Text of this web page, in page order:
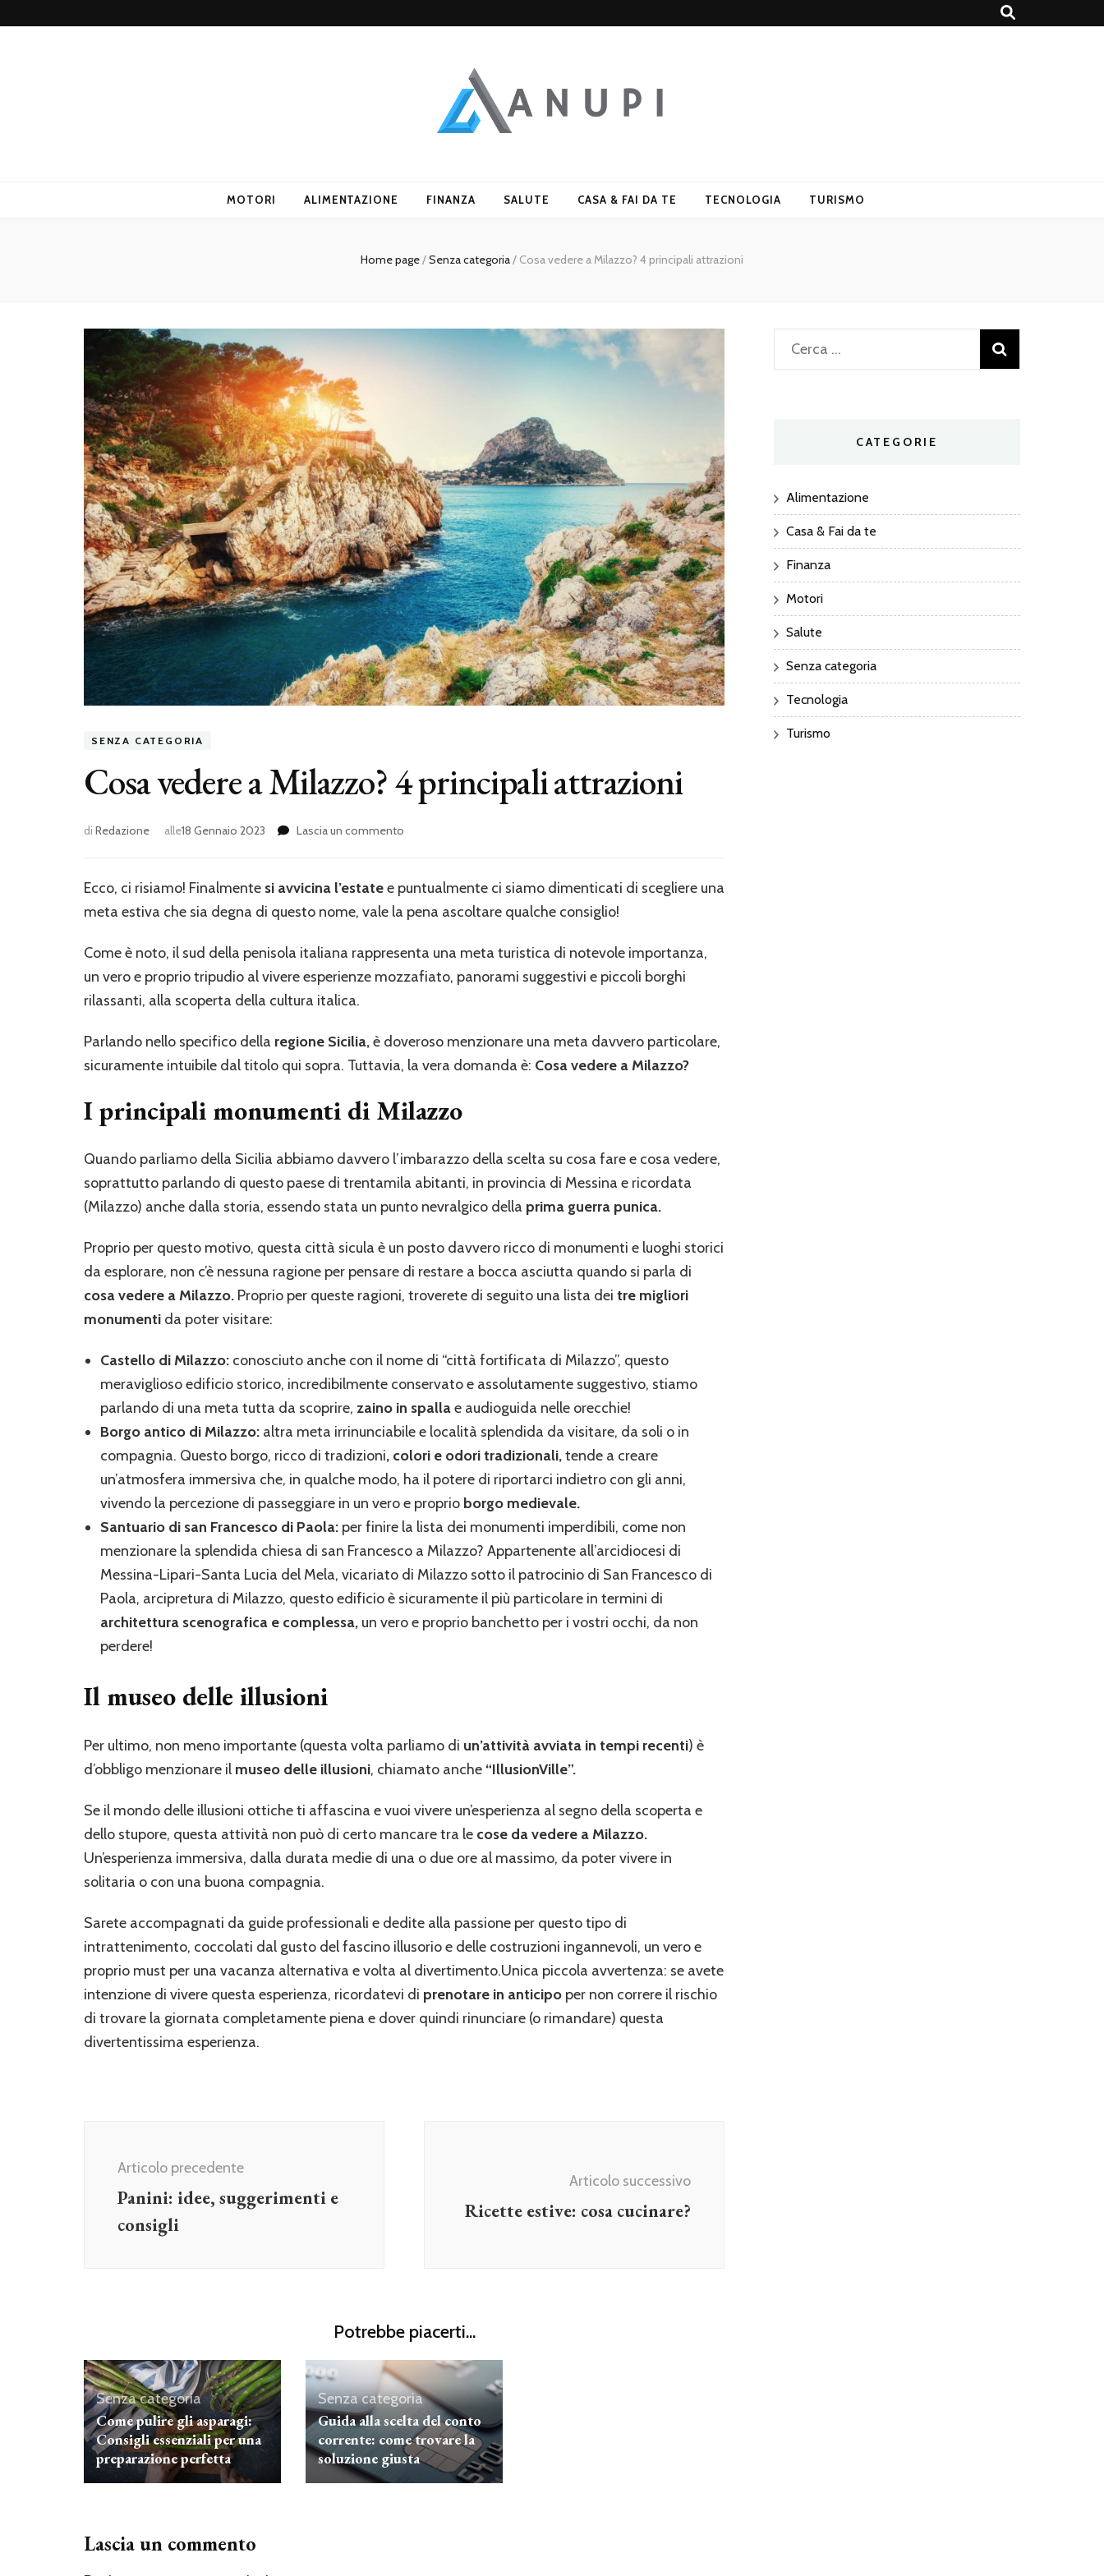
MOTORI ALIMENTAZIONE FINANZA SALUTE CASA & FAI DA TE TECNOLOGIA TURISMO
Home page/Senza categoria/ Cosa vedere a Milazzo? 4 principali attrazioni
SENZA CATEGORIA
Cosa vedere a Milazzo? 4 principali attrazioni
di Redazione alle18 Gennaio 2023 Lascia un commento
4
attrazioni
Ecco, ci risiamo! Finalmente si avvicina l’estatee puntualmente ci siamo dimenticati di scegliere una
meta estiva che sia degna di questo nome, vale la pena ascoltare qualche consiglio!
Come è noto, il sud della penisola italiana rappresenta una meta turistica di notevole importanza,
un vero e proprio tripudio al vivere esperienze mozzafiato, panorami suggestivi e piccoli borghi
rilassanti, alla scoperta della cultura italica.
Parlando nello specifico della regione Sicilia,è doveroso menzionare una meta davvero particolare,
sicuramente intuibile dal titolo qui sopra. Tuttavia, la vera domanda è: Cosa vedere a Milazzo?
I principali monumenti di Milazzo
Quando parliamo della Sicilia abbiamo davvero l’imbarazzo della scelta su cosa fare e cosa vedere,
soprattutto parlando di questo paese di trentamila abitanti, in provincia di Messina e ricordata
(Milazzo) anche dalla storia, essendo stata un punto nevralgico della prima guerra punica.
Proprio per questo motivo, questa città sicula è un posto davvero ricco di monumenti e luoghi storici
da esplorare, non c’è nessuna ragione per pensare di restare a bocca asciutta quando si parla di
cosa vedere a Milazzo. Proprio per queste ragioni, troverete di seguito una lista dei tre migliori
monumenti da poter visitare:
Castello di Milazzo: conosciuto anche con il nome di “città fortificata di Milazzo”, questo
meraviglioso edificio storico, incredibilmente conservato e assolutamente suggestivo, stiamo
parlando di una meta tutta da scoprire, zaino in spallae audioguida nelle orecchie!
Borgo antico di Milazzo: altra meta irrinunciabile e località splendida da visitare, da soli o in
compagnia. Questo borgo, ricco di tradizioni, colori e odori tradizionali,tende a creare
un’atmosfera immersiva che, in qualche modo, ha il potere di riportarci indietro con gli anni,
vivendo la percezione di passeggiare in un vero e proprio borgo medievale.
Santuario di san Francesco di Paola: per finire la lista dei monumenti imperdibili, come non
menzionare la splendida chiesa di san Francesco a Milazzo? Appartenente all’arcidiocesi di
Messina-Lipari-Santa Lucia del Mela, vicariato di Milazzo sotto il patrocinio di San Francesco di
Paola, arcipretura di Milazzo, questo edificio è sicuramente il più particolare in termini di
architettura scenografica e complessa, un vero e proprio banchetto per i vostri occhi, da non
perdere!
Il museo delle illusioni
Per ultimo, non meno importante (questa volta parliamo di un’attività avviata in tempi recenti) è
d’obbligo menzionare il museo delle illusioni, chiamato anche “IllusionVille”.
Se il mondo delle illusioni ottiche ti affascina e vuoi vivere un’esperienza al segno della scoperta e
dello stupore, questa attività non può di certo mancare tra le cose da vedere a Milazzo.
Un’esperienza immersiva, dalla durata medie di una o due ore al massimo, da poter vivere in
solitaria o con una buona compagnia.
Sarete accompagnati da guide professionali e dedite alla passione per questo tipo di
intrattenimento, coccolati dal gusto del fascino illusorio e delle costruzioni ingannevoli, un vero e
proprio must per una vacanza alternativa e volta al divertimento.Unica piccola avvertenza: se avete
intenzione di vivere questa esperienza, ricordatevi di prenotare in anticipo per non correre il rischio
di trovare la giornata completamente piena e dover quindi rinunciare (o rimandare) questa
divertentissima esperienza.
articolo
Articolo precedente
Panini: idee, suggerimenti e
consigli
Articolo successivo
Ricette estive: cosa cucinare?
Potrebbe piacerti...
Senza categoria
Come pulire gli asparagi:
Consigli essenziali per una
preparazione perfetta
Senza categoria
Guida alla scelta del conto
corrente: come trovare la
soluzione giusta
Lascia un commento
Ricerca
per:
CATEGORIE
Alimentazione
Casa & Fai da te
Finanza
Motori
Salute
Senza categoria
Tecnologia
Turismo